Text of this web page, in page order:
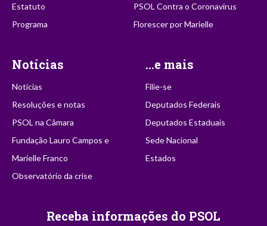
Estatuto
Programa
PSOL Contra o Coronavírus
Florescer por Marielle
Notícias
Notícias
Resoluções e notas
PSOL na Câmara
Fundação Lauro Campos e
Marielle Franco
Observatório da crise
...e mais
Filie-se
Deputados Federais
Deputados Estaduais
Sede Nacional
Estados
Receba informações do PSOL